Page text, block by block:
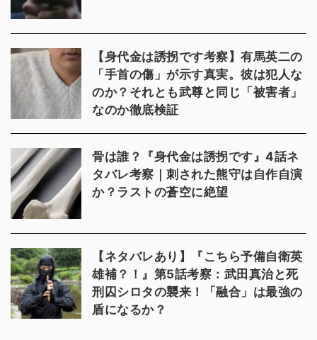
【身代金は誘拐です考察】有馬英二の
「手首の傷」が示す真実。彼は犯人な
のか？それとも武尊と同じ「被害者」
なのか徹底検証
骨は誰？『身代金は誘拐です』4話ネ
タバレ考察｜刺された熊守は自作自演
か？ラストの蒼空に絶望
【ネタバレあり】『こちら予備自衛英
雄補？！』第5話考察：武田真治と死
刑囚シロタの襲来！「融合」は最強の
盾になるか？